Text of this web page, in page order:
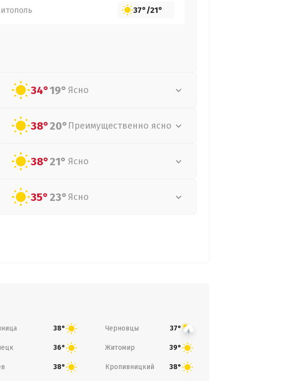
37°/21°
34°19° Ясно
38°20° Преимущественно ясно
38°21° Ясно
35°23° Ясно
38° Черновцы 37°
36° Житомир 39°
38° Кропивницкий 38°